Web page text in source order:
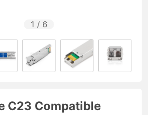
1 / 6
C23 Compatible